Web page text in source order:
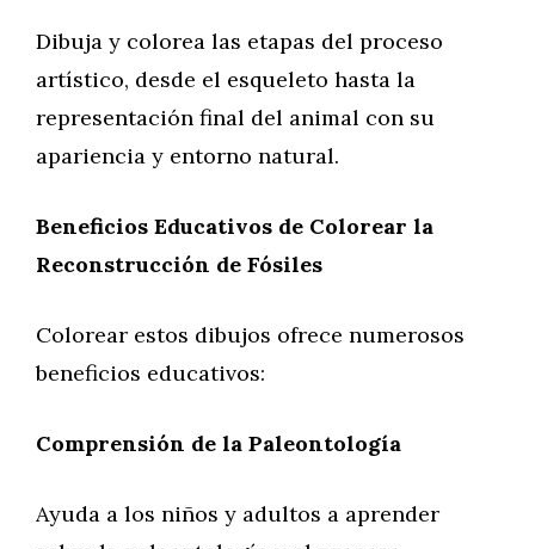
Dibuja y colorea las etapas del proceso
artístico, desde el esqueleto hasta la
representación final del animal con su
apariencia y entorno natural.
Beneficios Educativos de Colorear la
Reconstrucción de Fósiles
Colorear estos dibujos ofrece numerosos
beneficios educativos:
Comprensión de la Paleontología
Ayuda a los niños y adultos a aprender